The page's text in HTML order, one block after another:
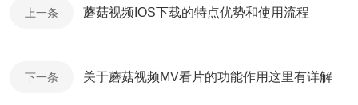
上一条 蘑菇视频IOS下载的特点优势和使用流程
下一条 关于蘑菇视频MV看片的功能作用这里有详解